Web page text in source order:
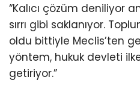
“Kalıcı çözüm deniliyor
sırrı gibi saklanıyor.
oldu bittiyle Meclis’ten
yöntem, hukuk devleti
getiriyor.”